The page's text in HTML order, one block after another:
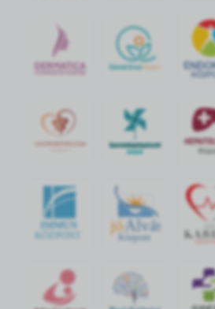
IMMUN
KÖZPONT
jó Alvás
Központ